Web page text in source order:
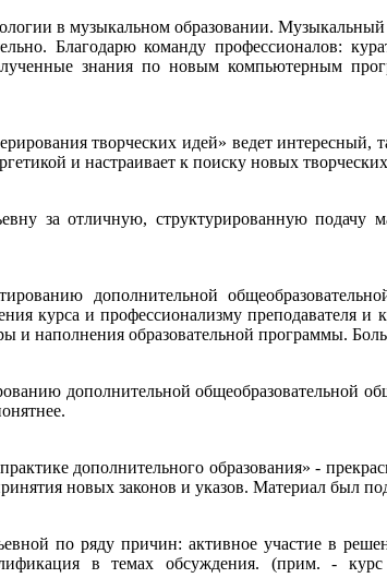
в музыкальном образовании.
Благодарю команду профессионалов:
знания по новым компьютерным
творческих идей» ведет
и настраивает к поиску новых
за отличную, структурированную подачу
дополнительной
курса и профессионализму
и наполнения образовательной программы.
дополнительной общеобразовательной
дополнительного образования» -
новых законов и указов. Материал был
по ряду причин: активное участие в
в темах обсуждения. (прим. -